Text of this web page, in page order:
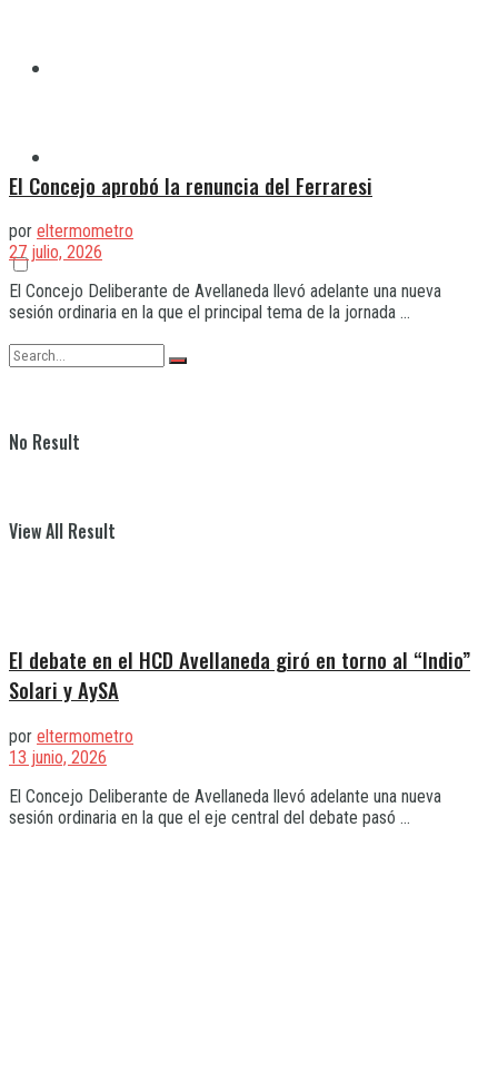
No Result
View All Result
El Concejo aprobó la renuncia del Ferraresi
por eltermometro
27 julio, 2026
El Concejo Deliberante de Avellaneda llevó adelante una nueva
sesión ordinaria en la que el principal tema de la jornada ...
El debate en el HCD Avellaneda giró en torno al “Indio”
Solari y AySA
por eltermometro
13 junio, 2026
El Concejo Deliberante de Avellaneda llevó adelante una nueva
sesión ordinaria en la que el eje central del debate pasó ...